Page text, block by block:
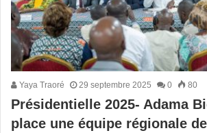
Yaya Traoré 29 septembre 2025 0 80
Présidentielle 2025- ‎‎Adama
place une équipe régionale